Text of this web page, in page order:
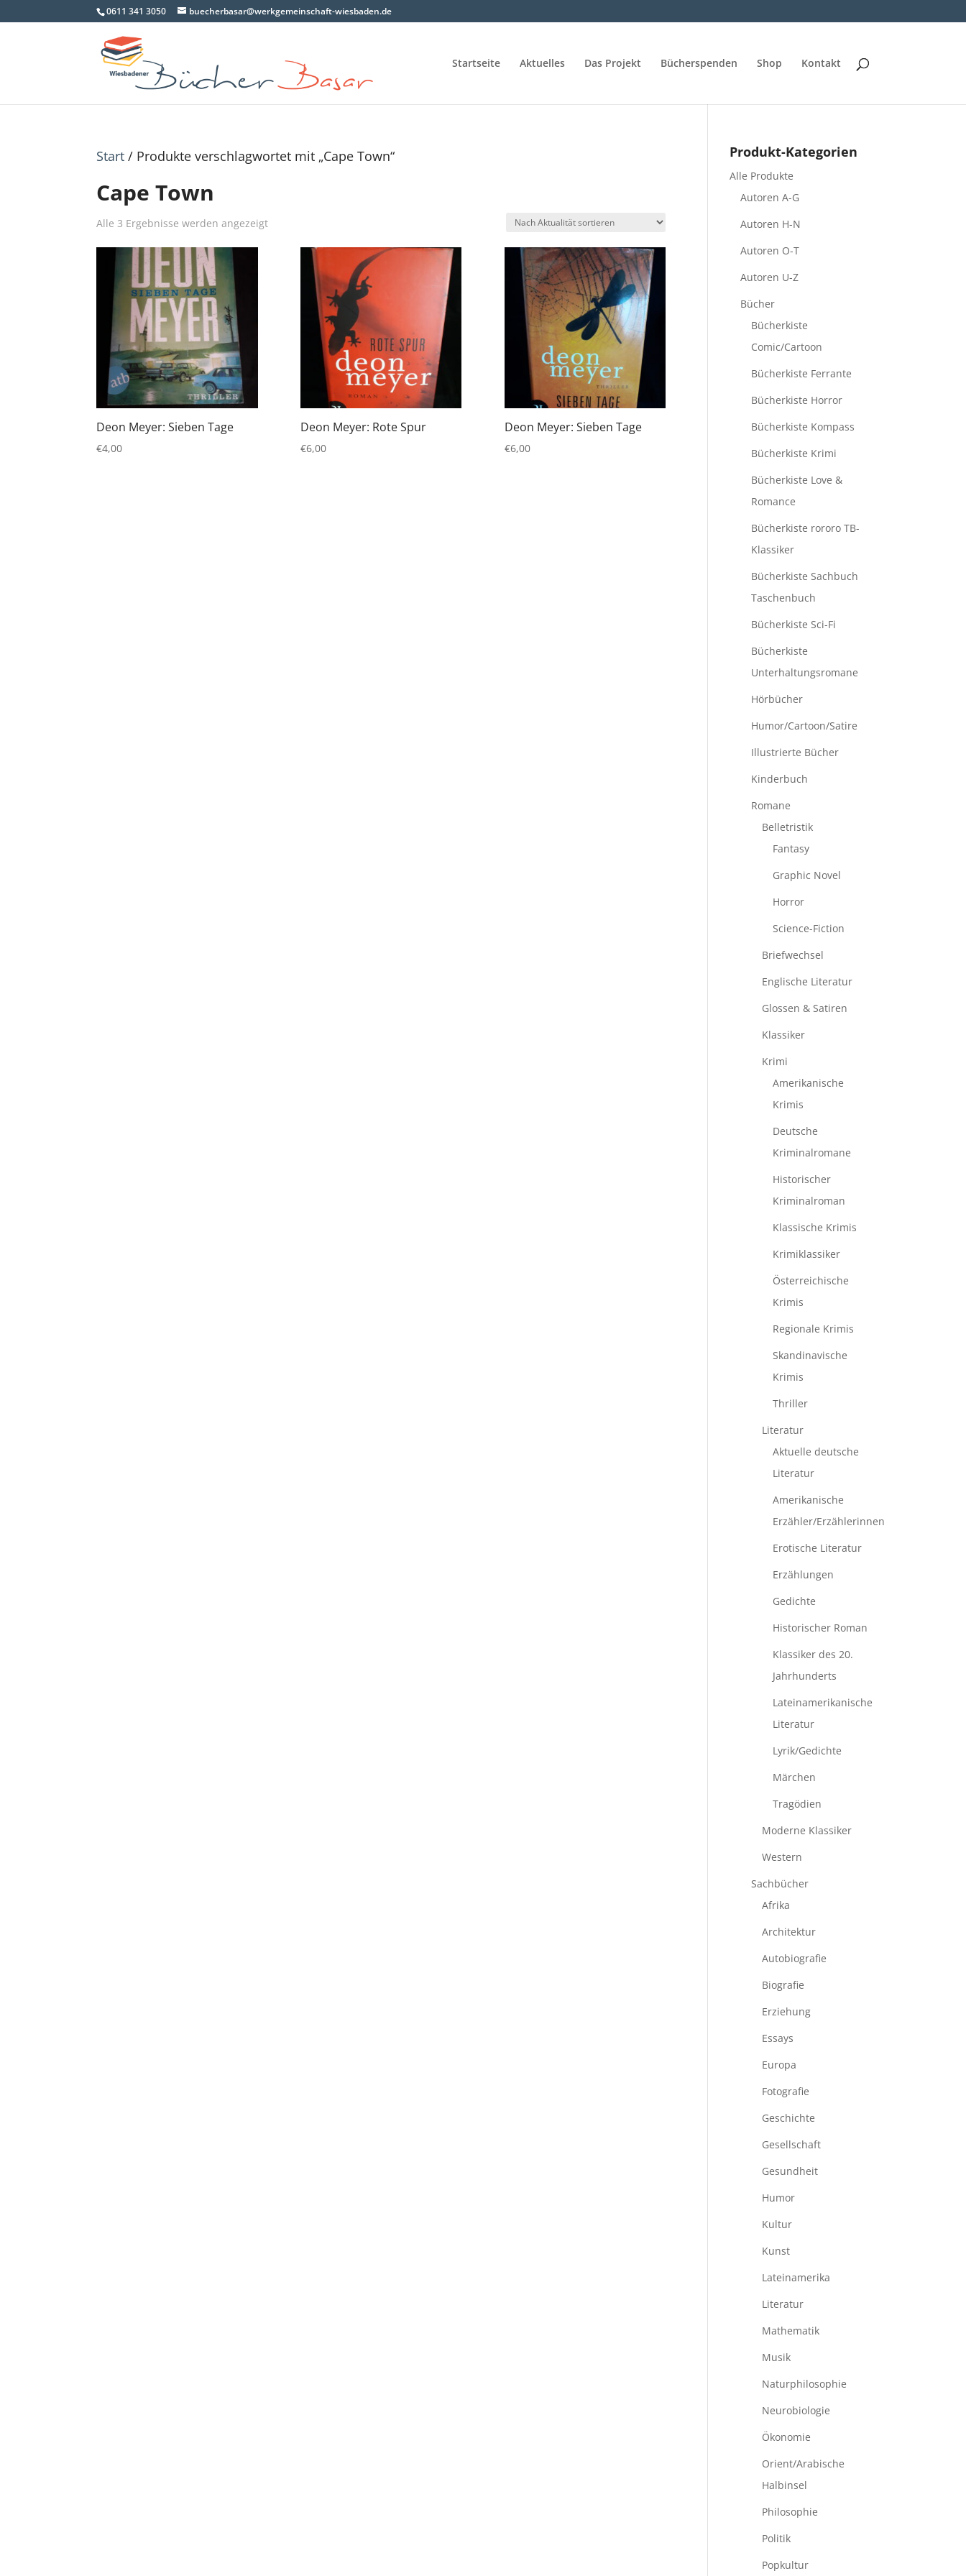
0611 341 3050 buecherbasar@werkgemeinschaft-wiesbaden.de
Startseite Aktuelles Das Projekt Bücherspenden Shop Kontakt
Start / Produkte verschlagwortet mit „Cape Town“
Cape Town
Alle 3 Ergebnisse werden angezeigtNach
Aktualität
Deon Meyer: Sieben Tage
€4,00
Deon Meyer: Rote Spur
€6,00
Deon Meyer: Sieben Tage
€6,00
Produkt-Kategorien
Alle Produkte
Autoren A-G
Autoren H-N
Autoren O-T
Autoren U-Z
Bücher
Bücherkiste
Comic/Cartoon
Bücherkiste Ferrante
Bücherkiste Horror
Bücherkiste Kompass
Bücherkiste Krimi
Bücherkiste Love &
Romance
Bücherkiste rororo TB-
Klassiker
Bücherkiste Sachbuch
Taschenbuch
Bücherkiste Sci-Fi
Bücherkiste
Unterhaltungsromane
Hörbücher
Humor/Cartoon/Satire
Illustrierte Bücher
Kinderbuch
Romane
Belletristik
Fantasy
Graphic Novel
Horror
Science-Fiction
Briefwechsel
Englische Literatur
Glossen & Satiren
Klassiker
Krimi
Amerikanische
Krimis
Deutsche
Kriminalromane
Historischer
Kriminalroman
Klassische Krimis
Krimiklassiker
Österreichische
Krimis
Regionale Krimis
Skandinavische
Krimis
Thriller
Literatur
Aktuelle deutsche
Literatur
Amerikanische
Erzähler/Erzählerinnen
Erotische Literatur
Erzählungen
Gedichte
Historischer Roman
Klassiker des 20.
Jahrhunderts
Lateinamerikanische
Literatur
Lyrik/Gedichte
Märchen
Tragödien
Moderne Klassiker
Western
Sachbücher
Afrika
Architektur
Autobiografie
Biografie
Erziehung
Essays
Europa
Fotografie
Geschichte
Gesellschaft
Gesundheit
Humor
Kultur
Kunst
Lateinamerika
Literatur
Mathematik
Musik
Naturphilosophie
Neurobiologie
Ökonomie
Orient/Arabische
Halbinsel
Philosophie
Politik
Popkultur